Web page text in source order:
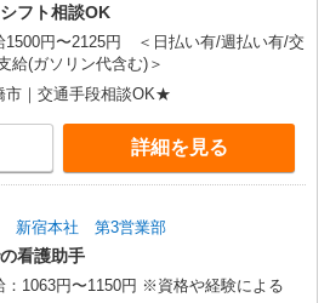
フト相談OK
1500円〜2125円 ＜日払い有/週払い有/交
給(ガソリン代含む)＞
市｜交通手段相談OK★
詳細を見る
新宿本社 第3営業部
看護助手
：1063円〜1150円 ※資格や経験による